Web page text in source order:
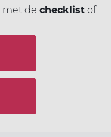
met de checklist of